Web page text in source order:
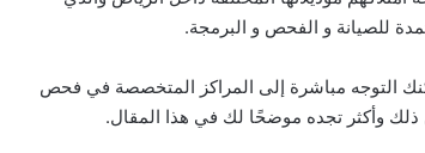
للصيانة و الفحص و البرمجة.
التوجه مباشرة إلى المراكز المتخصصة في فحص
ذلك وأكثر تجده موضحًا لك في هذا المقال.